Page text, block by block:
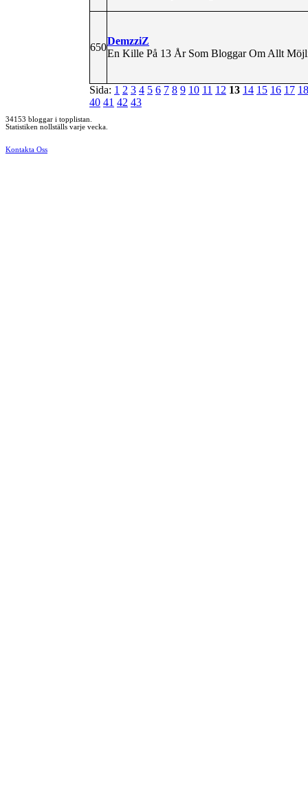
650
DemzziZ
En Kille På 13 År Som Bloggar Om Allt
Sida: 1 2 3 4 5 6 7 8 9 10 11 12 13 14 15 16 17 18
40 41 42 43
34153 bloggar i topplistan.
Statistiken nollställs varje vecka.
Kontakta Oss